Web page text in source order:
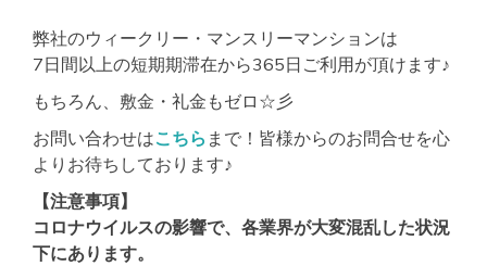
弊社のウィークリー・マンスリーマンションは
7日間以上の短期期滞在から365日ご利用が頂けます♪
もちろん、敷金・礼金もゼロ☆彡
お問い合わせはこちら まで！皆様からのお問合せを心
よりお待ちしております♪
【注意事項】
コロナウイルスの影響で、各業界が大変混乱した状況
下にあります。